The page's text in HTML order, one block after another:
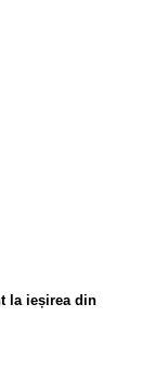
la ieșirea din